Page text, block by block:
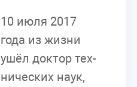
10 июля 2017
года из жиз­ни
ушёл док­тор тех­
ни­че­ских наук,